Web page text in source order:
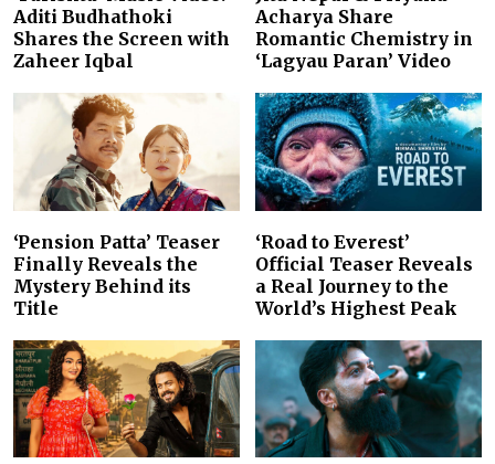
Aditi Budhathoki
Shares the Screen with
Zaheer Iqbal
Acharya Share
Romantic Chemistry in
‘Lagyau Paran’ Video
‘Pension Patta’ Teaser
Finally Reveals the
Mystery Behind its
Title
‘Road to Everest’
Official Teaser Reveals
a Real Journey to the
World’s Highest Peak